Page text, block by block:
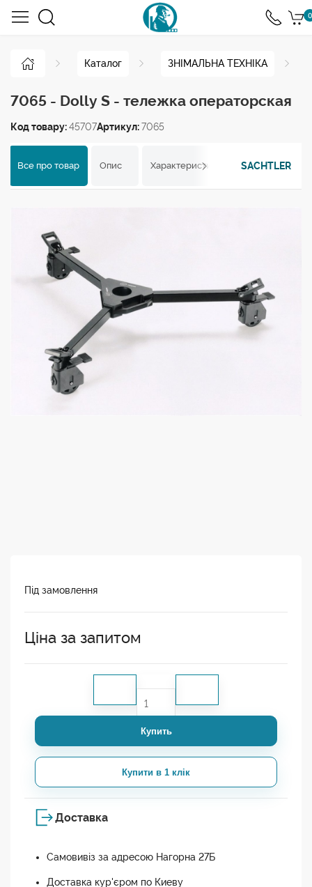
0
Каталог ЗНІМАЛЬНА ТЕХНІКА
7065 - Dolly S - тележка операторская
Код товару:45707Артикул:7065
Все про товар Опис Характеристики Відгуки
SACHTLER
Під замовлення
Ціна за запитом
Купить
Купити в 1 клік
Доставка
Самовивіз за адресою Нагорна 27Б
Доставка кур'єром по Киеву